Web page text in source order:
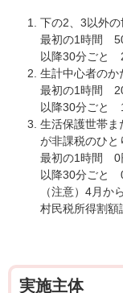
下の2、3以外の
最初の1時間
以降30分ごと
生計中心者のか
最初の1時間
以降30分ごと
生活保護世帯ま
が非課税のひと
最初の1時間 0
以降30分ごと
（注意）4月か
村民税所得割額
実施主体